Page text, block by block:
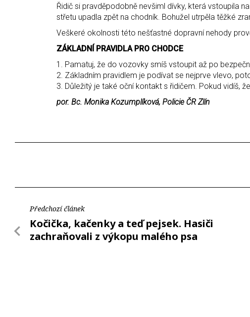
Řidič si pravděpodobně nevšiml dívky, která vstoupila
střetu upadla zpět na chodník. Bohužel utrpěla těžké
Veškeré okolnosti této nešťastné dopravní nehody
ZÁKLADNÍ PRAVIDLA PRO CHODCE
1. Pamatuj, že do vozovky smíš vstoupit až po
2. Základním pravidlem je podívat se nejprve vlevo,
3. Důležitý je také oční kontakt s řidičem. Pokud vidíš,
por. Bc. Monika Kozumplíková, Policie ČR Zlín
Předchozí článek
Kočička, kačenky a teď pejsek. Hasiči
zachraňovali z výkopu malého psa